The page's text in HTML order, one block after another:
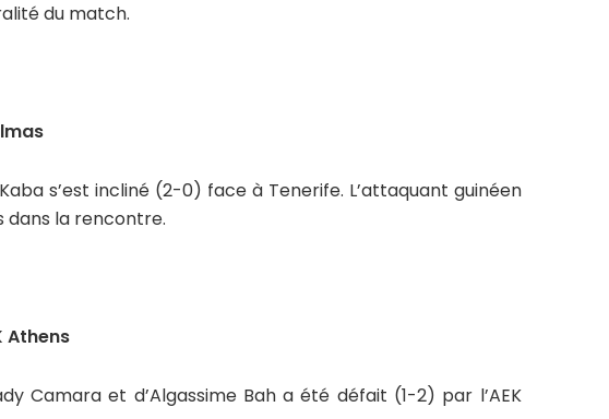
du match.
s’est incliné (2-0) face à Tenerife. L’attaquant guinéen
dans la rencontre.
Athens
Camara et d’Algassime Bah a été défait (1-2) par l’AEK